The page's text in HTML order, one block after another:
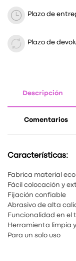
Plazo de
Plazo de
Descripción
Comentarios
Características:
Fabrica material
Fácil colocación y
Fijación confiable
Abrasivo de alta
Funcionalidad en el
Herramienta limpia
Para un solo uso